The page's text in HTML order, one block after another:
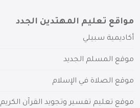
مواقع تعليم المهتدين الجدد
أكاديمية سبيلي
موقع المسلم الجديد
موقع الصلاة في الإسلام
موقع تعليم تفسير وتجويد القرآن الكريم